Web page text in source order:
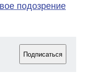
подозрение
Подписаться